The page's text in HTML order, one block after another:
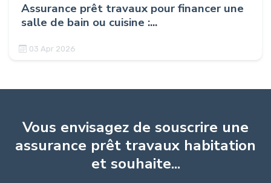
Assurance prêt travaux pour financer une
salle de bain ou cuisine :...
03 Apr 2026
Vous envisagez de souscrire une
assurance prêt travaux habitation
et souhaite...